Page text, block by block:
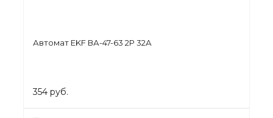
Автомат EKF ВА-47-63 2Р 32А
354 руб.